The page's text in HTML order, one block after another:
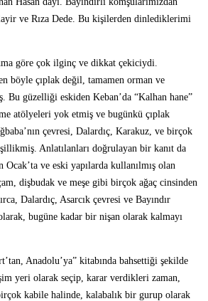
ve Rıza Dede. Bu kişilerden dinlediklerimi
göre çok ilginç ve dikkat çekiciydi.
böyle çıplak değil, tamamen orman ve
Bu güzelliği eskiden Keban’da “Kalhan hane”
atölyeleri yok etmiş ve bugünkü çıplak
çevresi, Dalardıç, Karakuz, ve birçok
Anlatılanları doğrulayan bir kanıt da
ve eski yapılarda kullanılmış olan
dişbudak ve meşe gibi birçok ağaç cinsinden
Dalardıç, Asarcık çevresi ve Bayındır
bugüne kadar bir nişan olarak kalmayı
Anadolu’ya” kitabında bahsettiği şekilde
yeri olarak seçip, karar verdikleri zaman,
kabile halinde, kalabalık bir gurup olarak